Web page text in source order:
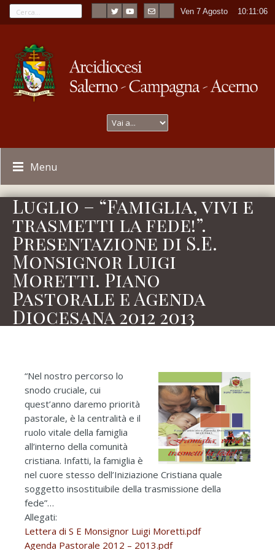
Ven 7 Agosto 10:11:06
Menu
Luglio – “Famiglia, vivi e
trasmetti la fede!”.
Presentazione di S.E.
Monsignor Luigi
Moretti. Piano
Pastorale e Agenda
Diocesana 2012 2013
“Nel nostro percorso lo
snodo cruciale, cui
quest’anno daremo priorità
pastorale, è la centralità e il
ruolo vitale della famiglia
all’interno della comunità
cristiana. Infatti, la famiglia è
nel cuore stesso dell’Iniziazione Cristiana quale
soggetto insostituibile della trasmissione della
fede”…
Allegati:
Lettera di S E Monsignor Luigi Moretti.pdf
Agenda Pastorale 2012 – 2013.pdf